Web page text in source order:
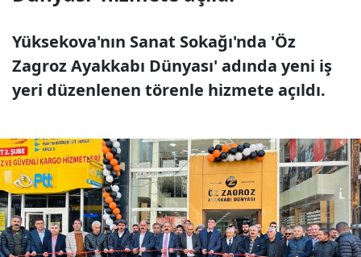
Yüksekova'nın Sanat Sokağı'nda 'Öz
Zagroz Ayakkabı Dünyası' adında yeni iş
yeri düzenlenen törenle hizmete açıldı.